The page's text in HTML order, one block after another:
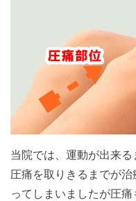
当院では、運動が出来
圧痛を取りきるまでが
ってしまいましたが圧